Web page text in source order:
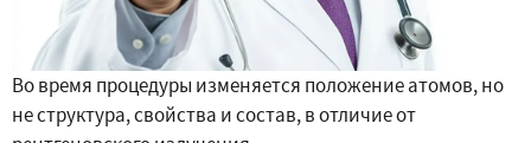
Во время процедуры изменяется положение атомов, но
не структура, свойства и состав, в отличие от